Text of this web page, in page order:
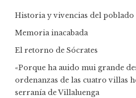
Historia y vivencias del poblado
Memoria inacabada
El retorno de Sócrates
«Porque ha auido mui grande
ordenanzas de las cuatro villas
serranía de Villaluenga